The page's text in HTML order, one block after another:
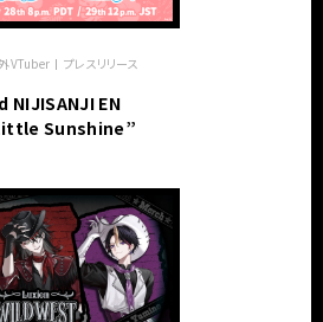
VTuber プレスリリース
NIJISANJI EN
Sunshine”